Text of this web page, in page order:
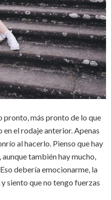
pronto, más pronto de lo que
el rodaje anterior. Apenas
al hacerlo. Pienso que hay
también hay mucho,
debería emocionarme, la
siento que no tengo fuerzas